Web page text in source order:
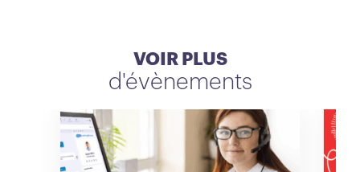
VOIR PLUS
d'évènements